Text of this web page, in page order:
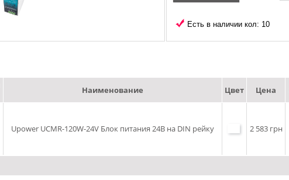
Есть в наличии кол: 10
Наименование Цвет Цена
Upower UCMR-120W-24V Блок питания 24В на DIN рейку
2 583 грн